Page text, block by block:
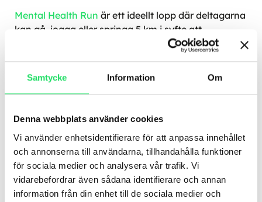
Samtycke Information Om
Denna webbplats använder cookies
Vi använder enhetsidentifierare för att anpassa innehållet
och annonserna till användarna, tillhandahålla funktioner
för sociala medier och analysera vår trafik. Vi
vidarebefordrar även sådana identifierare och annan
information från din enhet till de sociala medier och
Mental Health Run är ett ideellt lopp där deltagarna
kan gå, jogga eller springa 5 km i syfte att
synliggöra den fysiska aktivitetens betydelse för
vår psykiska hälsa. Allt överskott från loppet går
öka kunskap inom hela det psykiatriska och
psykisk ohälsa.
Kontakt
För mer info, kontakta
alexander.jansson@twitch.se.